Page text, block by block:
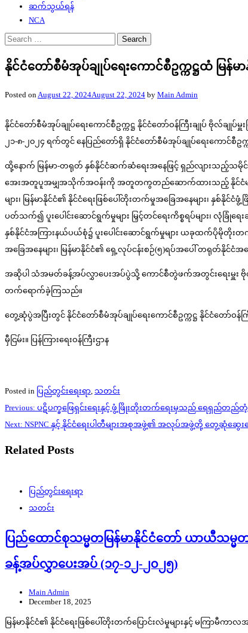
ဆက်သွယ်ရန်
NCA
Search
for:
နိုင်ငံတော်စီမံအုပ်ချုပ်ရေးကောင်စီဥက္ကဋ္ဌထံ မ
Posted onAugust 22, 2024August 22, 2024 by Main Admin
နိုင်ငံတော်စီမံအုပ်ချုပ်ရေးကောင်စီဥက္ကဋ္ဌ နိုင်ငံတော်ဝန်ကြီးချုပ် ဗိုလ်ခ
၂၁-၈-၂၀၂၄ ရက်တွင် နေပြည်တော်ရှိ နိုင်ငံတော်စီမံအုပ်ချုပ်ရေးကောင်
ထို့နောက် မြန်မာ-တရုတ် နှစ်နိုင်ငံဆက်ဆံရေးအနေဖြင့် ရှည်လျားသည့်သမိုင်းက
အေးအတူပူအမျှအသိုက်အဝန်းကို အတူတကွတည်ဆောက်ထားသည့် နိုင်ငံများဖြ
များ၊ မြန်မာနိုင်ငံ၏ နိုင်ငံရေးဖြစ်ပေါ်တိုးတက်မှုအခြေအနေများ၊
ပတ်သက်၍ ပူးပေါင်းဆောင်ရွက်မှုများ မြှင့်တင်ရေးကိစ္စရပ်များ၊ လုံခြုံရ
နှစ်နိုင်ငံအကြားနယ်ပယ်စုံ၌ ပူးပေါင်းဆောင်ရွက်မှုများ ယခုထက်ပိုမို
အခြေအနေများ၊ မြန်မာနိုင်ငံ၏ ရှေ့လုပ်ငန်းစဉ်(၅)ရပ်အပေါ် တရုတ်နို
အဆိုပါ သံအမတ်ခန့်အပ်လွှာပေးအပ်ပွဲသို့ ကောင်စီတွဲဖက်အတွင်းရေးမှူး ဗိုလ်ချုပ်က
တက်ရောက်ခဲ့ကြသည်။
တွေ့ဆုံပွဲအပြီးတွင် နိုင်ငံတော်စီမံအုပ်ချုပ်ရေးကောင်စီဥက္ကဋ္ဌ နိုင်ငံတော်
မှီငြမ်း။ ပြန်ကြားရေးဝန်ကြီးဌာန
Posted in ပြည်တွင်းရေးရာ, သတင်း
Post
navigation
Previous: ပဋိပက္ခဖြေရှင်းရေးနှင့် ဖွံ့ဖြိုးတိုးတက်ရေးမှသည် ရေရှည်တည်တံ့
Next: NSPNC နှင့် နိုင်ငံရေးပါတီများအစုအဖွဲ့၏ အလုပ်အဖွဲ့တို့ တွေ့ဆုံဆွေးနွ
Related Posts
ပြည်တွင်းရေးရာ
သတင်း
ပြည်ထောင်စုသမ္မတမြန်မာနိုင်ငံတော် ယာယီသ
ခန့်အပ်လွှာပေးအပ် (၁၇-၁၂-၂၀၂၅)
Main Admin
December 18, 2025
မြန်မာနိုင်ငံ၏ နိုင်ငံရေးဖြစ်ပေါ်တိုးတက်ပြောင်းလဲမှုများနှင့် မကြာ